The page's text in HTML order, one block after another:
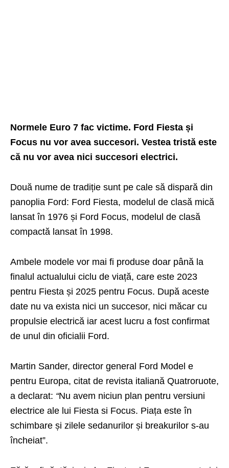
Normele Euro 7 fac victime. Ford Fiesta și
Focus nu vor avea succesori. Vestea tristă este
că nu vor avea nici succesori electrici.
Două nume de tradiție sunt pe cale să dispară din
panoplia Ford: Ford Fiesta, modelul de clasă mică
lansat în 1976 și Ford Focus, modelul de clasă
compactă lansat în 1998.
Ambele modele vor mai fi produse doar până la
finalul actualului ciclu de viață, care este 2023
pentru Fiesta și 2025 pentru Focus. După aceste
date nu va exista nici un succesor, nici măcar cu
propulsie electrică iar acest lucru a fost confirmat
de unul din oficialii Ford.
Martin Sander, director general Ford Model e
pentru Europa, citat de revista italiană Quatroruote,
a declarat: “Nu avem niciun plan pentru versiuni
electrice ale lui Fiesta si Focus. Piața este în
schimbare și zilele sedanurilor și breakurilor s-au
încheiat”.